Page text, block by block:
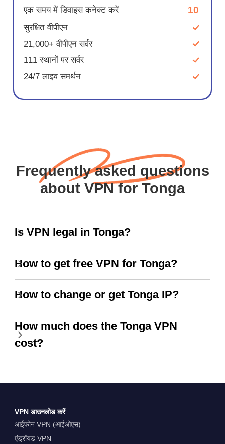
एक समय में डिवाइस कनेक्ट करें 10
सुरक्षित वीपीएन
21,000+ वीपीएन सर्वर
111 स्थानों पर सर्वर
24/7 लाइव समर्थन
Frequently asked questions
about VPN for Tonga
Is VPN legal in Tonga?
How to get free VPN for Tonga?
How to change or get Tonga IP?
How much does the Tonga VPN
cost?
VPN डाउनलोड करें
आईफोन VPN (आईओएस)
एंड्रॉयड VPN